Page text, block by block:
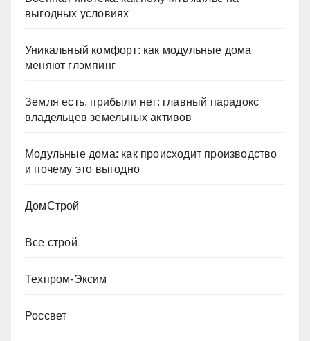
выгодных условиях
Уникальный комфорт: как модульные дома
меняют глэмпинг
Земля есть, прибыли нет: главный парадокс
владельцев земельных активов
Модульные дома: как происходит производство
и почему это выгодно
ДомСтрой
Все строй
Техпром-Эксим
Россвет